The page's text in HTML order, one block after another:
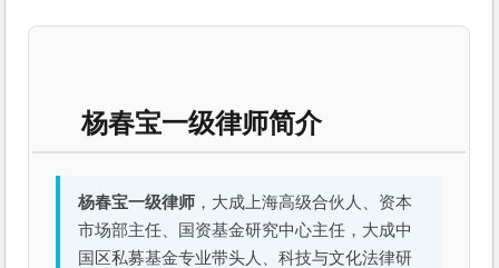
杨春宝一级律师简介
杨春宝一级律师 ，大成上海高级合伙人、资本
市场部主任、国资基金研究中心主任，大成中
国区私募基金专业带头人、科技与文化法律研